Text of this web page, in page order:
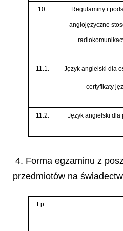
10. Regulaminy i
anglojęzyczne
11.1. Język angielski dla
certyfikaty
11.2. Język angielski dla
4. Forma egzaminu z
przedmiotów na
Lp.